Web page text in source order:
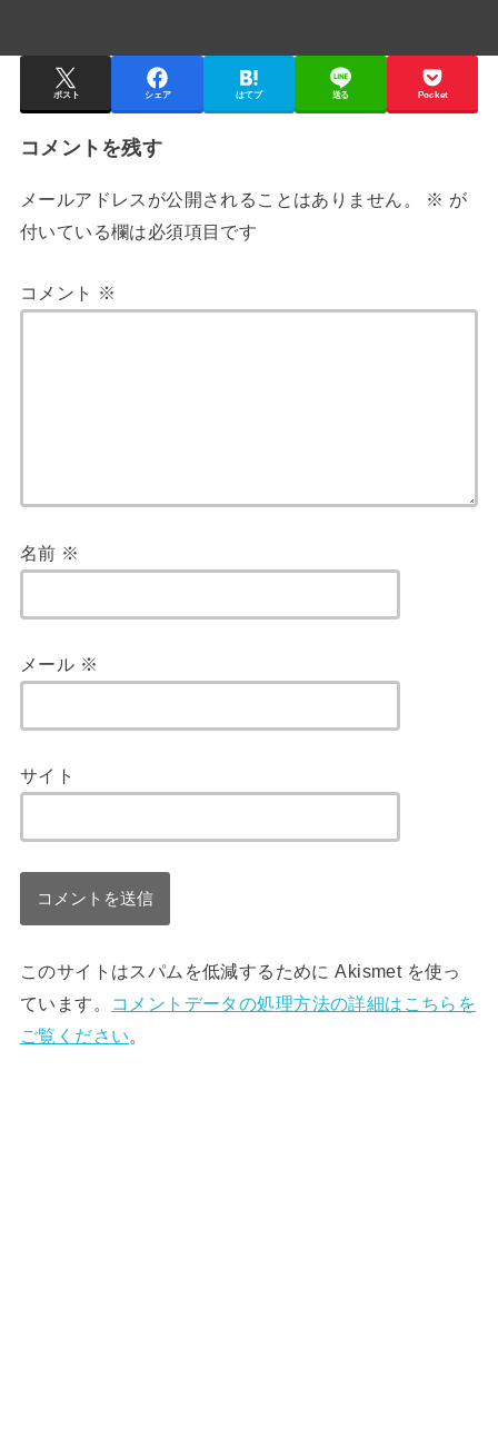
ポスト シェア はてブ 送る Pocket
コメントを残す
メールアドレスが公開されることはありません。 ※ が
付いている欄は必須項目です
コメント ※
名前 ※
メール ※
サイト
このサイトはスパムを低減するために Akismet を使っ
ています。
コメントデータの処理方法の詳細はこちらを
ご覧ください。